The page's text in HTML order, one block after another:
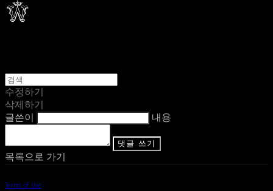
수정하기
삭제하기
글쓴이
내용
댓글 쓰기
목록으로 가기
Terms of Use